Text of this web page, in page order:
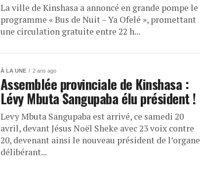
La ville de Kinshasa a annoncé en grande pompe le
programme « Bus de Nuit – Ya Ofelé », promettant
une circulation gratuite entre 22 h...
À LA UNE 2 ans ago
Assemblée provinciale de Kinshasa :
Lévy Mbuta Sangupaba élu président !
Levy Mbuta Sangupaba est arrivé, ce samedi 20
avril, devant Jésus Noël Sheke avec 23 voix contre
20, devenant ainsi le nouveau président de l’organe
délibérant...